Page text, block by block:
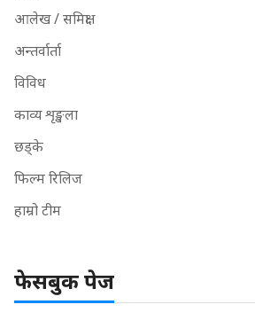
आलेख / समिक्षा
अन्तर्वार्ता
विविध
काव्य शृङ्खला
छड्के
फिल्म रिलिज
हाम्रो टीम
फेसबुक पेज